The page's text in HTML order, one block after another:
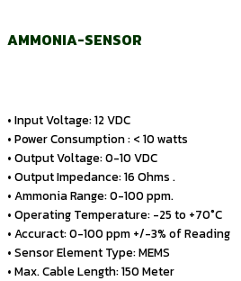
AMMONIA-SENSOR
• Input Voltage: 12 VDC
• Power Consumption : < 10 watts
• Output Voltage: 0-10 VDC
• Output Impedance: 16 Ohms .
• Ammonia Range: 0-100 ppm.
• Operating Temperature: -25 to +70°C
• Accuract: 0-100 ppm +/-3% of Reading
• Sensor Element Type: MEMS
• Max. Cable Length: 150 Meter